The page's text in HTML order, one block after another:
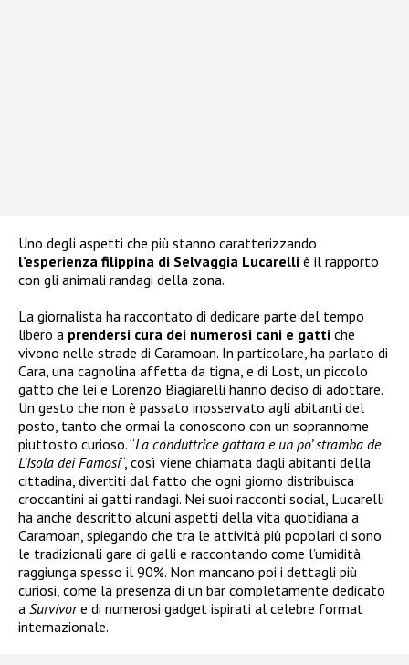
Uno degli aspetti che più stanno caratterizzando
l’esperienza filippina di Selvaggia Lucarelli è il rapporto
con gli animali randagi della zona.
La giornalista ha raccontato di dedicare parte del tempo
libero a prendersi cura dei numerosi cani e gatti che
vivono nelle strade di Caramoan. In particolare, ha parlato di
Cara, una cagnolina affetta da tigna, e di Lost, un piccolo
gatto che lei e Lorenzo Biagiarelli hanno deciso di adottare.
Un gesto che non è passato inosservato agli abitanti del
posto, tanto che ormai la conoscono con un soprannome
piuttosto curioso. “La conduttrice gattara e un po’ stramba de
L’Isola dei Famosi“, così viene chiamata dagli abitanti della
cittadina, divertiti dal fatto che ogni giorno distribuisca
croccantini ai gatti randagi. Nei suoi racconti social, Lucarelli
ha anche descritto alcuni aspetti della vita quotidiana a
Caramoan, spiegando che tra le attività più popolari ci sono
le tradizionali gare di galli e raccontando come l’umidità
raggiunga spesso il 90%. Non mancano poi i dettagli più
curiosi, come la presenza di un bar completamente dedicato
a Survivore di numerosi gadget ispirati al celebre format
internazionale.